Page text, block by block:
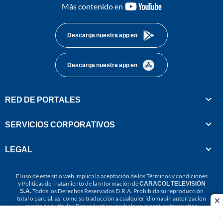
Más contenido en
youtube-
Descarga nuestra app en
Descarga nuestra app en
RED DE PORTALES
SERVICIOS CORPORATIVOS
LEGAL
El uso de este sitio web implica la aceptación de losTérminos y condiciones
y Políticas de Tratamiento de la Información deCARACOL TELEVISIÓN
S.A.Todos los Derechos Reservados D.R.A. Prohibida su reproducción
total o parcial, así como su traducción a cualquier idioma sin autorización
escrita de su titular. Reproduction in whole or in part, or translation